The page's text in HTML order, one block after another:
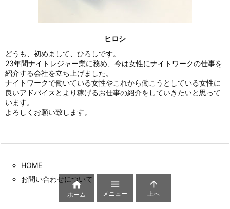
ヒロシ
どうも、初めまして、ひろしです。
23年間ナイトレジャー業に務め、今は女性にナイトワークの仕事を
紹介する会社を立ち上げました。
ナイトワークで働いている女性やこれから働こうとしている女性に
良いアドバイスとより稼げるお仕事の紹介をしていきたいと思って
います。
よろしくお願い致します。
HOME
お問い合わせについて

ホーム

メニュー

上へ